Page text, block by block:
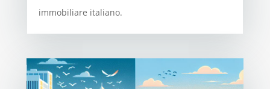
immobiliare italiano.